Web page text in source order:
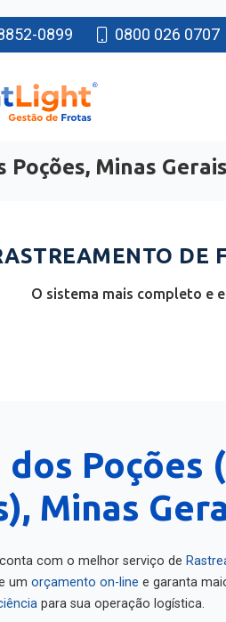
0899 0800 026 0707
Poções, Minas Gerais
DE
O sistema mais completo e
dos Poções
Minas
com o melhor serviço de
um orçamento on-line
e garanta
para sua operação logística.